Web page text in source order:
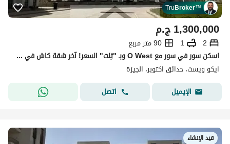
TruBroker™
ج.م1,300,000
2
1
90 متر مربع
اسكن سور في سور مع O West وبـ "تِلت" السعر! آخر شقة كاش في كمبوند Eco West
ايكو ويست، حدائق اكتوبر، الجيزة
الإيميل
اتصل
قيد الإنشاء